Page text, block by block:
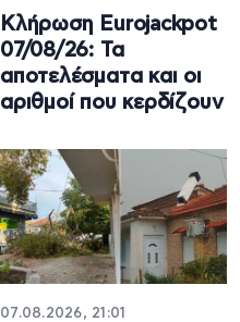
Κλήρωση Eurojackpot
07/08/26: Τα
αποτελέσματα και οι
αριθμοί που κερδίζουν
07.08.2026, 21:01